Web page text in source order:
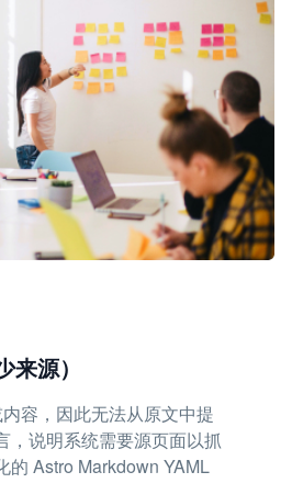
源）
容，因此无法从原文中提
，说明系统需要源页面以抓
的 Astro Markdown YAML